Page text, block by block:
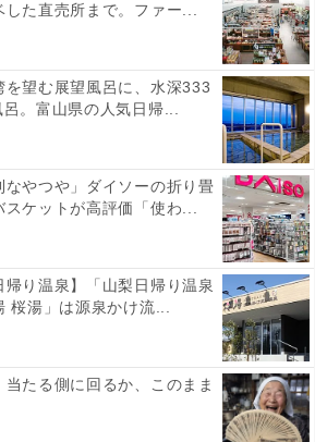
の大画面タブレットとしては非常に
ち運びや手持ちでの使用にも適して
も「持ち運びに便利」という声が多
。
運びが楽
読書にも疲れにくい
適している
較的軽量を維持
た直売所まで。ファー...
を望む展望風呂に、水深333
。富山県の人気日帰...
なやつや」ダイソーの折り畳
ケットが高評価「使わ...
帰り温泉】「山梨日帰り温泉
桜湯」は源泉かけ流...
当たる側に回るか、このまま